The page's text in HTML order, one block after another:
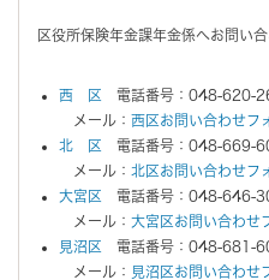
区役所保険年金課年金係へお問い合
西 区 電話番号：048-620-
メール： 西区お問い合わせフ
北 区 電話番号：048-669-
メール： 北区お問い合わせフ
大宮区 電話番号：048-646-
メール： 大宮区お問い合わせ
見沼区 電話番号：048-681-
メール： 見沼区お問い合わせ